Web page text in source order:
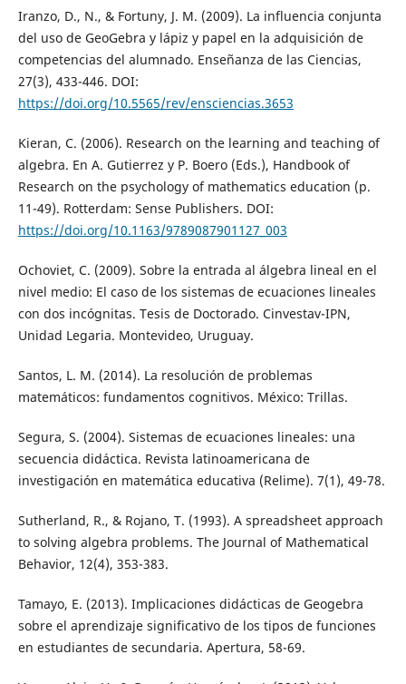
Iranzo, D., N., & Fortuny, J. M. (2009). La influencia conjunta
del uso de GeoGebra y lápiz y papel en la adquisición de
competencias del alumnado. Enseñanza de las Ciencias,
27(3), 433-446. DOI:
https://doi.org/10.5565/rev/ensciencias.3653
Kieran, C. (2006). Research on the learning and teaching of
algebra. En A. Gutierrez y P. Boero (Eds.), Handbook of
Research on the psychology of mathematics education (p.
11-49). Rotterdam: Sense Publishers. DOI:
https://doi.org/10.1163/9789087901127_003
Ochoviet, C. (2009). Sobre la entrada al álgebra lineal en el
nivel medio: El caso de los sistemas de ecuaciones lineales
con dos incógnitas. Tesis de Doctorado. Cinvestav-IPN,
Unidad Legaria. Montevideo, Uruguay.
Santos, L. M. (2014). La resolución de problemas
matemáticos: fundamentos cognitivos. México: Trillas.
Segura, S. (2004). Sistemas de ecuaciones lineales: una
secuencia didáctica. Revista latinoamericana de
investigación en matemática educativa (Relime). 7(1), 49-78.
Sutherland, R., & Rojano, T. (1993). A spreadsheet approach
to solving algebra problems. The Journal of Mathematical
Behavior, 12(4), 353-383.
Tamayo, E. (2013). Implicaciones didácticas de Geogebra
sobre el aprendizaje significativo de los tipos de funciones
en estudiantes de secundaria. Apertura, 58-69.